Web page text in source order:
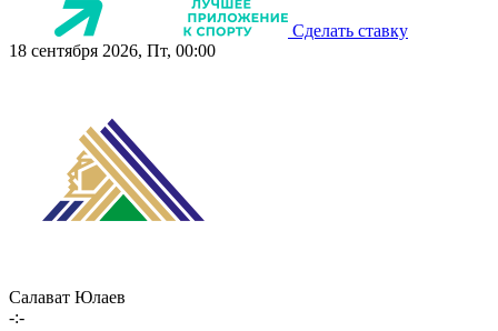
Сделать ставку
18 сентября 2026, Пт, 00:00
Салават Юлаев
-:-